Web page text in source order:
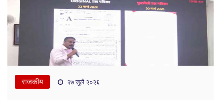
राजकीय २७ जुलै २०२६